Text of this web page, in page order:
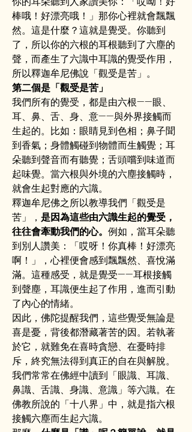
棒哦！好漂亮哦！」那你心裡就會飄飄
然。這是什麼？這就是覺受。你聽到
了，所以你的六根的耳根聽到了六塵的
聲，而產生了六識中耳識的覺受作用，
所以釋迦牟尼佛說「觀受是苦」。
第二個是「觀受是苦」
我們所有的覺受，都是由六根——眼、
耳、鼻、舌、身、意——與外界接觸而
生起的。比如：眼睛見到色相；鼻子聞
到香氣；身體觸碰到物體而生觸覺；耳
朵聽到聲音而有聽覺；舌頭嚐到味道而
起味覺。當六根與外境的六塵接觸時，
就會生起對應的六識。
釋迦牟尼佛之所以教導我們「觀受是
苦」， 是因為這些由六識生起的覺受，
往往會牽動我們的心。 例如，當耳朵聽
到別人讚美：「哎呀！你真棒！好漂亮
啊！」，心裡便會感到飄飄然、喜悅滿
滿。這種感受，就是覺受——耳根接觸
到聲塵，耳識便生起了作用，進而引動
了內心的情緒。
因此，佛陀提醒我們，這些覺受無論是
喜是憂，背後都潛藏著苦的因。若執著
於它，就難免在喜時貪戀、在憂時排
斥，終究無法得到真正的自在與解脫。
我們常常在佛經中讀到「眼識、耳識、
鼻識、舌識、身識、意識」等六識。在
佛教所說的「十八界」中，就是指六根
接觸六塵而生起六識。